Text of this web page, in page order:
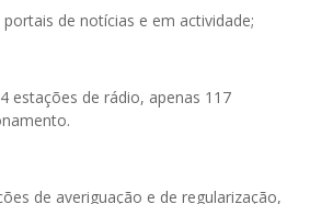
de notícias e em actividade;
estações de rádio, apenas 117
de averiguação e de regularização,